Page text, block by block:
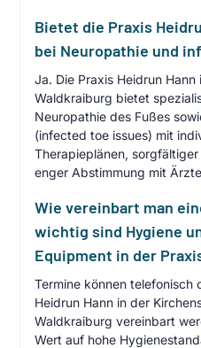
Bietet die Praxis
bei Neuropathie und
Ja. Die Praxis Heidrun
Waldkraiburg bietet
Neuropathie des Fußes
(infected toe issues) mit
Therapieplänen,
enger Abstimmung mit
Wie vereinbart man
wichtig sind Hygiene
Equipment in der
Termine können telefonisch
Heidrun Hann in der
Waldkraiburg vereinbart
Wert auf hohe